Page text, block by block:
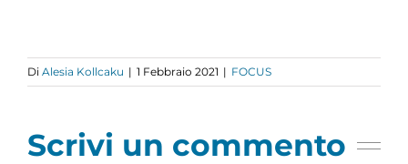
Di Alesia Kollcaku | 1 Febbraio 2021 | FOCUS
Scrivi un commento